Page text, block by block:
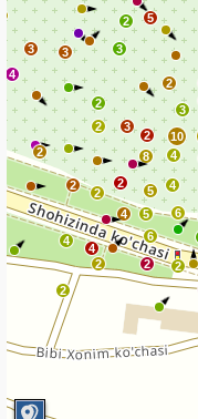
3
2
3 3
2
4
2
2 3
8
2
2
2
4
4
4
2
2
2
2
6
6
5
5 4
10
4
2
3
2
5